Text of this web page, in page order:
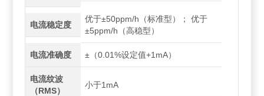
电流稳定度
优于±50ppm/h（标准型）； 优于
±5ppm/h（高稳型）
电流准确度 ±（0.01%设定值+1mA）
电流纹波
（RMS）
小于1mA